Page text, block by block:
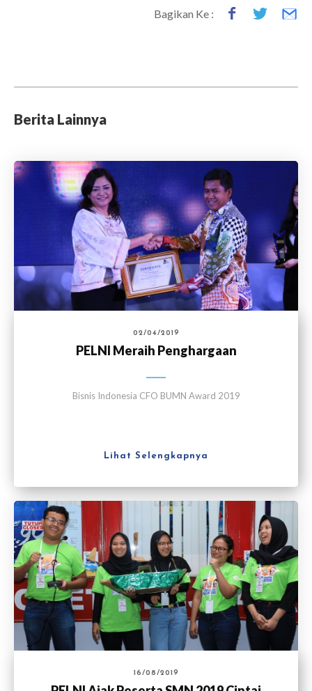
Bagikan Ke :
Berita Lainnya
02/04/2019
PELNI Meraih Penghargaan
Bisnis Indonesia CFO BUMN Award 2019
Lihat Selengkapnya
16/08/2019